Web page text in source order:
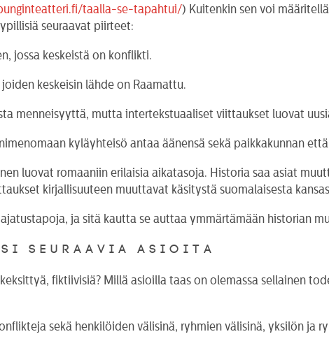
taalla-se-tapahtui/) Kuitenkin sen voi
seuraavat piirteet:
jossa keskeistä on konflikti.
keskeisin lähde on Raamattu.
menneisyyttä, mutta intertekstuaaliset viittaukset luovat
kyläyhteisö antaa äänensä sekä paikkakunnan
luovat romaaniin erilaisia aikatasoja. Historia saa asiat
kirjallisuuteen muuttavat käsitystä suomalaisesta
ja sitä kautta se auttaa ymmärtämään historian
seuraavia asioita
fiktiivisiä? Millä asioilla taas on olemassa sellainen
sekä henkilöiden välisinä, ryhmien välisinä, yksilön ja